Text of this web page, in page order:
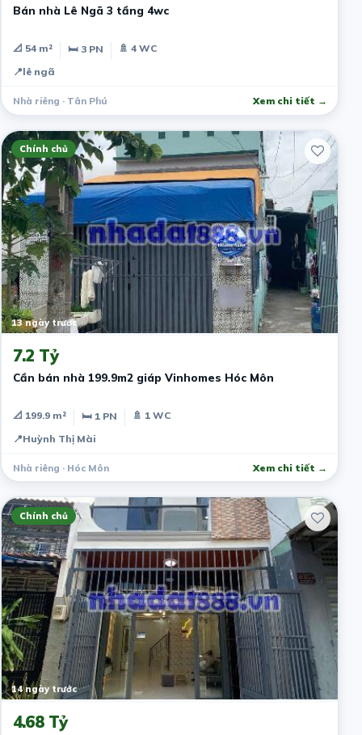
Bán nhà Lê Ngã 3 tầng 4wc
📐 54 m² 🛏 3 PN
🚿 4 WC
📍lê ngã
Nhà riêng · Tân Phú Xem chi tiết →
Chính chủ
13 ngày trước
7.2 Tỷ
Cần bán nhà 199.9m2 giáp Vinhomes Hóc Môn
📐 199.9 m² 🛏 1 PN
🚿 1 WC
📍Huỳnh Thị Mài
Nhà riêng · Hóc Môn Xem chi tiết →
Chính chủ
14 ngày trước
4.68 Tỷ